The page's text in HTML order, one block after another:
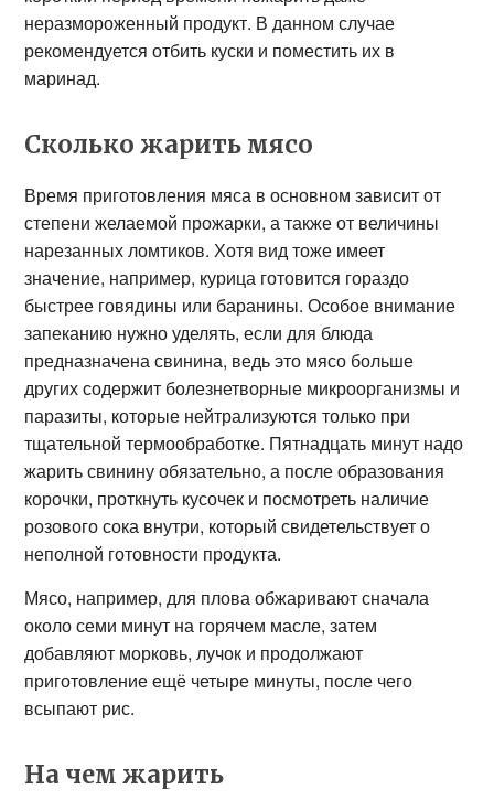
неразмороженный продукт. В данном случае
рекомендуется отбить куски и поместить их в
маринад.
Сколько жарить мясо
Время приготовления мяса в основном зависит от
степени желаемой прожарки, а также от величины
нарезанных ломтиков. Хотя вид тоже имеет
значение, например, курица готовится гораздо
быстрее говядины или баранины. Особое внимание
запеканию нужно уделять, если для блюда
предназначена свинина, ведь это мясо больше
других содержит болезнетворные микроорганизмы и
паразиты, которые нейтрализуются только при
тщательной термообработке. Пятнадцать минут надо
жарить свинину обязательно, а после образования
корочки, проткнуть кусочек и посмотреть наличие
розового сока внутри, который свидетельствует о
неполной готовности продукта.
Мясо, например, для плова обжаривают сначала
около семи минут на горячем масле, затем
добавляют морковь, лучок и продолжают
приготовление ещё четыре минуты, после чего
всыпают рис.
На чем жарить